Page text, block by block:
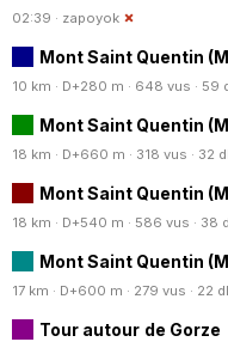
02:39 · zapoyok
Mont Saint Quentin
10 km · D+280 m · 648 vus · 59
Mont Saint Quentin
18 km · D+660 m · 318 vus · 32
Mont Saint Quentin
18 km · D+540 m · 586 vus · 38
Mont Saint Quentin
17 km · D+600 m · 279 vus · 22 dl
Tour autour de Gorze